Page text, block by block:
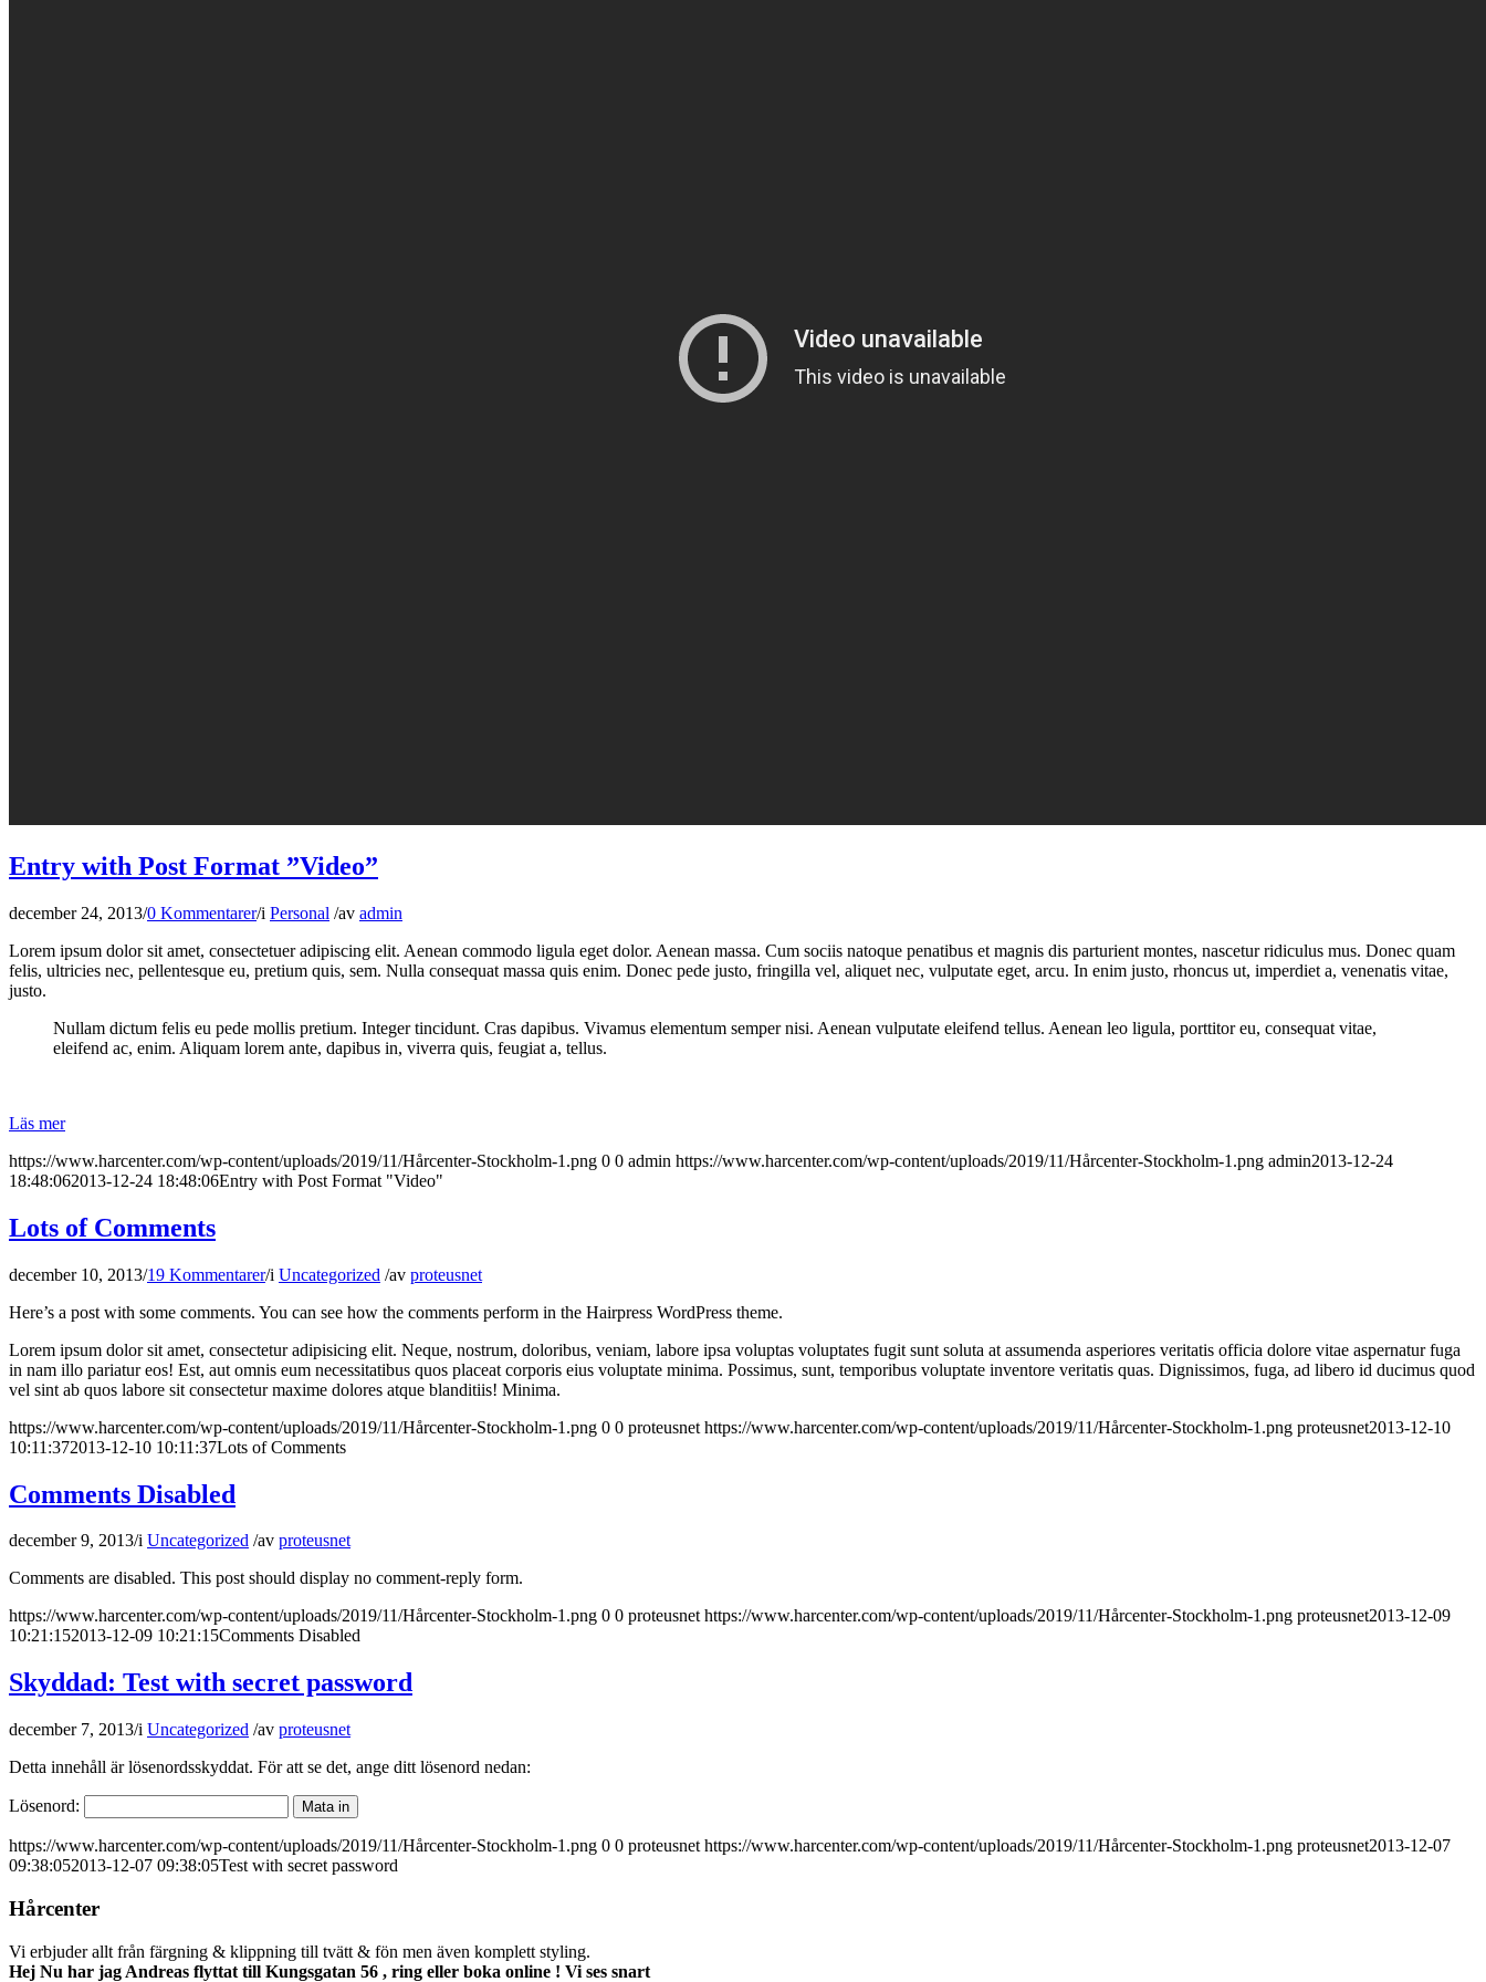
Entry with Post Format ”Video”
december 24, 2013/0 Kommentarer/i Personal /av admin
Lorem ipsum dolor sit amet, consectetuer adipiscing elit. Aenean commodo ligula eget dolor. Aenean massa. Cum sociis natoque penatibus et magnis dis parturient montes, nascetur ridiculus mus. Donec quam
felis, ultricies nec, pellentesque eu, pretium quis, sem. Nulla consequat massa quis enim. Donec pede justo, fringilla vel, aliquet nec, vulputate eget, arcu. In enim justo, rhoncus ut, imperdiet a, venenatis vitae,
justo.
Nullam dictum felis eu pede mollis pretium. Integer tincidunt. Cras dapibus. Vivamus elementum semper nisi. Aenean vulputate eleifend tellus. Aenean leo ligula, porttitor eu, consequat vitae,
eleifend ac, enim. Aliquam lorem ante, dapibus in, viverra quis, feugiat a, tellus.
Läs mer
https://www.harcenter.com/wp-content/uploads/2019/11/Hårcenter-Stockholm-1.png 0 0 admin https://www.harcenter.com/wp-content/uploads/2019/11/Hårcenter-Stockholm-1.png admin2013-12-24
18:48:062013-12-24 18:48:06Entry with Post Format "Video"
Lots of Comments
december 10, 2013/19 Kommentarer/i Uncategorized /av proteusnet
Here’s a post with some comments. You can see how the comments perform in the Hairpress WordPress theme.
Lorem ipsum dolor sit amet, consectetur adipisicing elit. Neque, nostrum, doloribus, veniam, labore ipsa voluptas voluptates fugit sunt soluta at assumenda asperiores veritatis officia dolore vitae aspernatur fuga
in nam illo pariatur eos! Est, aut omnis eum necessitatibus quos placeat corporis eius voluptate minima. Possimus, sunt, temporibus voluptate inventore veritatis quas. Dignissimos, fuga, ad libero id ducimus quod
vel sint ab quos labore sit consectetur maxime dolores atque blanditiis! Minima.
https://www.harcenter.com/wp-content/uploads/2019/11/Hårcenter-Stockholm-1.png 0 0 proteusnet https://www.harcenter.com/wp-content/uploads/2019/11/Hårcenter-Stockholm-1.png proteusnet2013-12-10
10:11:372013-12-10 10:11:37Lots of Comments
Comments Disabled
december 9, 2013/i Uncategorized /av proteusnet
Comments are disabled. This post should display no comment-reply form.
https://www.harcenter.com/wp-content/uploads/2019/11/Hårcenter-Stockholm-1.png 0 0 proteusnet https://www.harcenter.com/wp-content/uploads/2019/11/Hårcenter-Stockholm-1.png proteusnet2013-12-09
10:21:152013-12-09 10:21:15Comments Disabled
Skyddad: Test with secret password
december 7, 2013/i Uncategorized /av proteusnet
Detta innehåll är lösenordsskyddat. För att se det, ange ditt lösenord nedan:
Lösenord:
https://www.harcenter.com/wp-content/uploads/2019/11/Hårcenter-Stockholm-1.png 0 0 proteusnet https://www.harcenter.com/wp-content/uploads/2019/11/Hårcenter-Stockholm-1.png proteusnet2013-12-07
09:38:052013-12-07 09:38:05Test with secret password
Hårcenter
Vi erbjuder allt från färgning & klippning till tvätt & fön men även komplett styling.
Hej Nu har jag Andreas flyttat till Kungsgatan 56 , ring eller boka online ! Vi ses snart